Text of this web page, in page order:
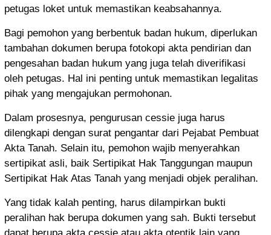
petugas loket untuk memastikan keabsahannya.
Bagi pemohon yang berbentuk badan hukum, diperlukan
tambahan dokumen berupa fotokopi akta pendirian dan
pengesahan badan hukum yang juga telah diverifikasi
oleh petugas. Hal ini penting untuk memastikan legalitas
pihak yang mengajukan permohonan.
Dalam prosesnya, pengurusan cessie juga harus
dilengkapi dengan surat pengantar dari Pejabat Pembuat
Akta Tanah. Selain itu, pemohon wajib menyerahkan
sertipikat asli, baik Sertipikat Hak Tanggungan maupun
Sertipikat Hak Atas Tanah yang menjadi objek peralihan.
Yang tidak kalah penting, harus dilampirkan bukti
peralihan hak berupa dokumen yang sah. Bukti tersebut
dapat berupa akta cessie atau akta otentik lain yang